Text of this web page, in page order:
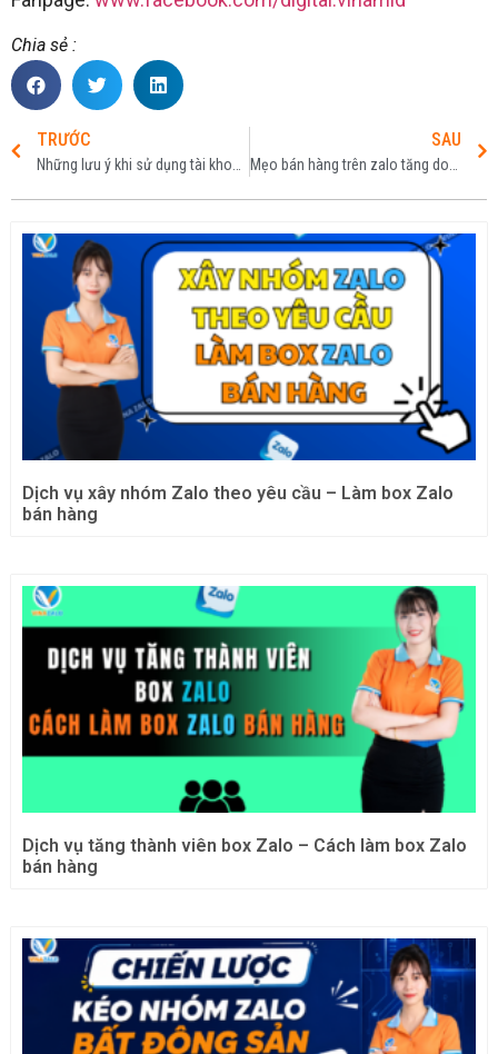
Chia sẻ :
TRƯỚC SAU
Dịch vụ xây nhóm Zalo theo yêu cầu – Làm box Zalo
bán hàng
Dịch vụ tăng thành viên box Zalo – Cách làm box Zalo
bán hàng